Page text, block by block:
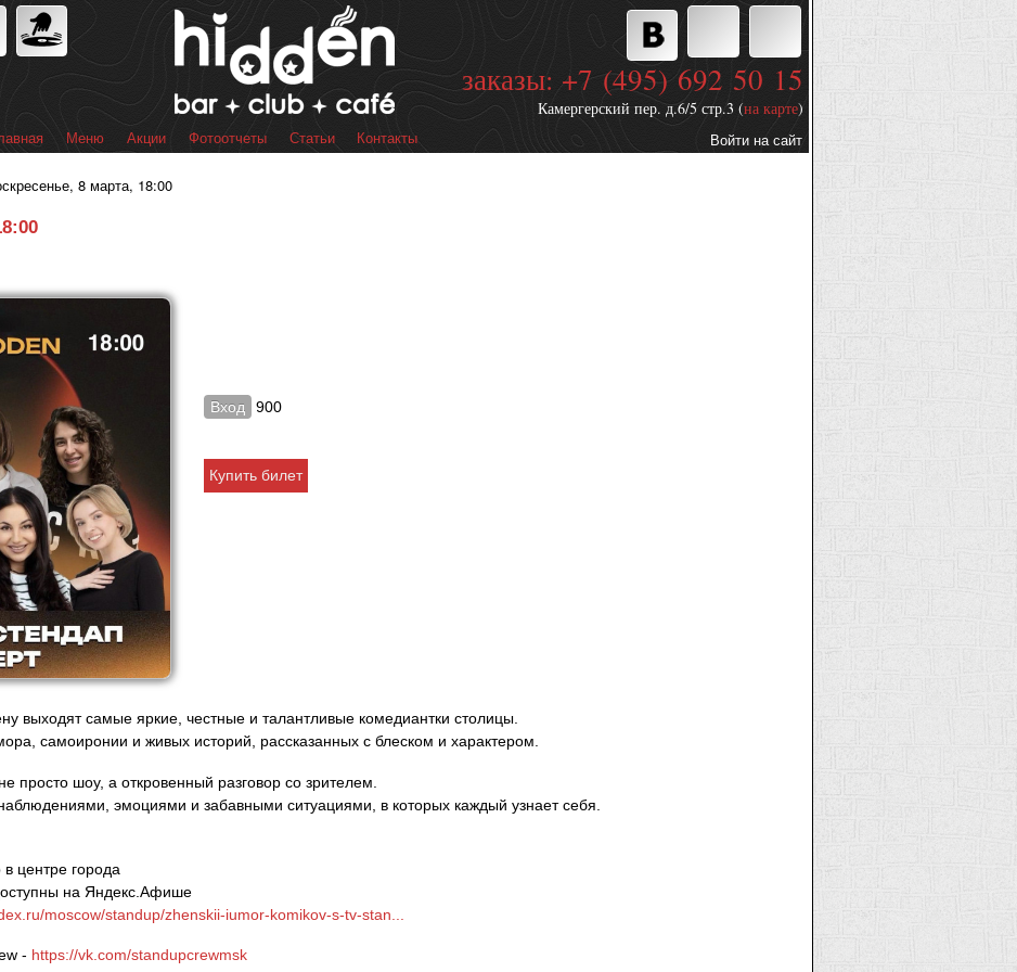
Перейти к
основному
содержанию
меню
Меню Акции Фотоотчеты Статьи Контакты
заказы: +7 (495) 692 50 15
Камергерский пер. д.6/5 стр.3 (на карте)
Дополнительные
Войти на сайт
8 марта, 18:00
Вход 900
Купить билет
выходят самые яркие, честные и талантливые комедиантки столицы.
самоиронии и живых историй, рассказанных с блеском и характером.
просто шоу, а откровенный разговор со зрителем.
эмоциями и забавными ситуациями, в которых каждый узнает себя.
центре города
на Яндекс.Афише
moscow/standup/zhenskii-iumor-komikov-s-tv-stan...
- https://vk.com/standupcrewmsk